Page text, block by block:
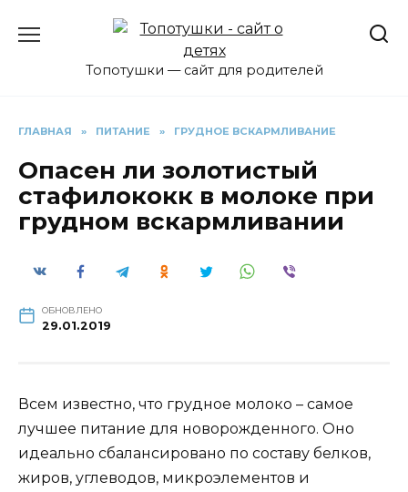
Топотушки — сайт для родителей
ГЛАВНАЯ » ПИТАНИЕ » ГРУДНОЕ ВСКАРМЛИВАНИЕ
Опасен ли золотистый
стафилококк в молоке при
грудном вскармливании
ОБНОВЛЕНО
29.01.2019
Всем известно, что грудное молоко – самое
лучшее питание для новорожденного. Оно
идеально сбалансировано по составу белков,
жиров, углеводов, микроэлементов и